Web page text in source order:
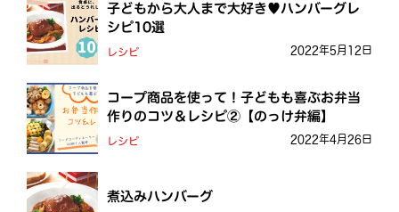
子どもから大人まで大好き♥ハンバーグレ
シピ10選
レシピ 2022年5月12日
コープ商品を使って！子どもも喜ぶお弁当
作りのコツ＆レシピ②【のっけ弁編】
レシピ 2022年4月26日
煮込みハンバーグ